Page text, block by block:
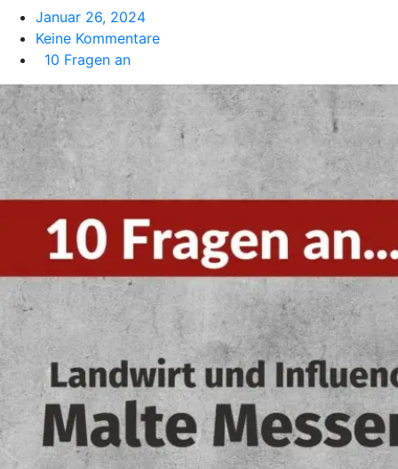
Januar 26, 2024
Keine Kommentare
10 Fragen an